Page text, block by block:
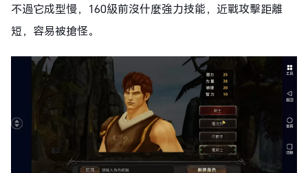
不過它成型慢，160級前沒什麼強力技能，近戰攻擊距離
短，容易被搶怪。​